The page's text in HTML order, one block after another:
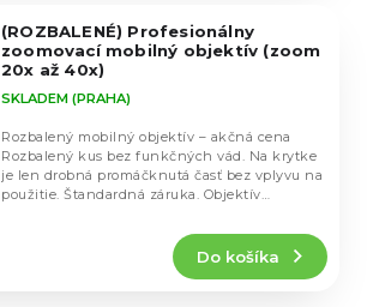
(ROZBALENÉ) Profesionálny
zoomovací mobilný objektív (zoom
20x až 40x)
SKLADEM (PRAHA)
Do košíka
Rozbalený mobilný objektív – akčná cena
Rozbalený kus bez funkčných vád. Na krytke
je len drobná promáčknutá časť bez vplyvu na
použitie. Štandardná záruka. Objektív